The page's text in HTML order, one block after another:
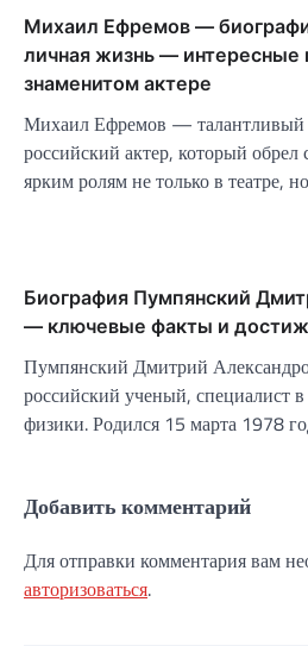
Михаил Ефремов —
личная жизнь — интересные
знаменитом актере
Михаил Ефремов — талантливый
российский актер, который обрел
ярким ролям не только в театре,
Биография Пумпянский
— ключевые факты и
Пумпянский Дмитрий
российский ученый, специалист
физики. Родился 15 марта 1978
Добавить комментарий
Для отправки комментария вам
авторизоваться.